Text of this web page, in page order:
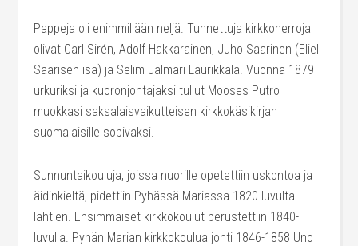
Pappeja oli enimmillään neljä. Tunnettuja kirkkoherroja
olivat Carl Sirén, Adolf Hakkarainen, Juho Saarinen (Eliel
Saarisen isä) ja Selim Jalmari Laurikkala. Vuonna 1879
urkuriksi ja kuoronjohtajaksi tullut Mooses Putro
muokkasi saksalaisvaikutteisen kirkkokäsikirjan
suomalaisille sopivaksi.
Sunnuntaikouluja, joissa nuorille opetettiin uskontoa ja
äidinkieltä, pidettiin Pyhässä Mariassa 1820-luvulta
lähtien. Ensimmäiset kirkkokoulut perustettiin 1840-
luvulla. Pyhän Marian kirkkokoulua johti 1846-1858 Uno